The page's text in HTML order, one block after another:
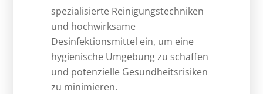
spezialisierte Reinigungstechniken
und hochwirksame
Desinfektionsmittel ein, um eine
hygienische Umgebung zu schaffen
und potenzielle Gesundheitsrisiken
zu minimieren.